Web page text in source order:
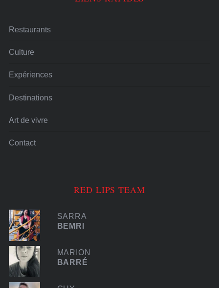
Restaurants
Culture
Expériences
Destinations
Art de vivre
Contact
RED LIPS TEAM
SARRA
BEMRI
MARION
BARRÉ